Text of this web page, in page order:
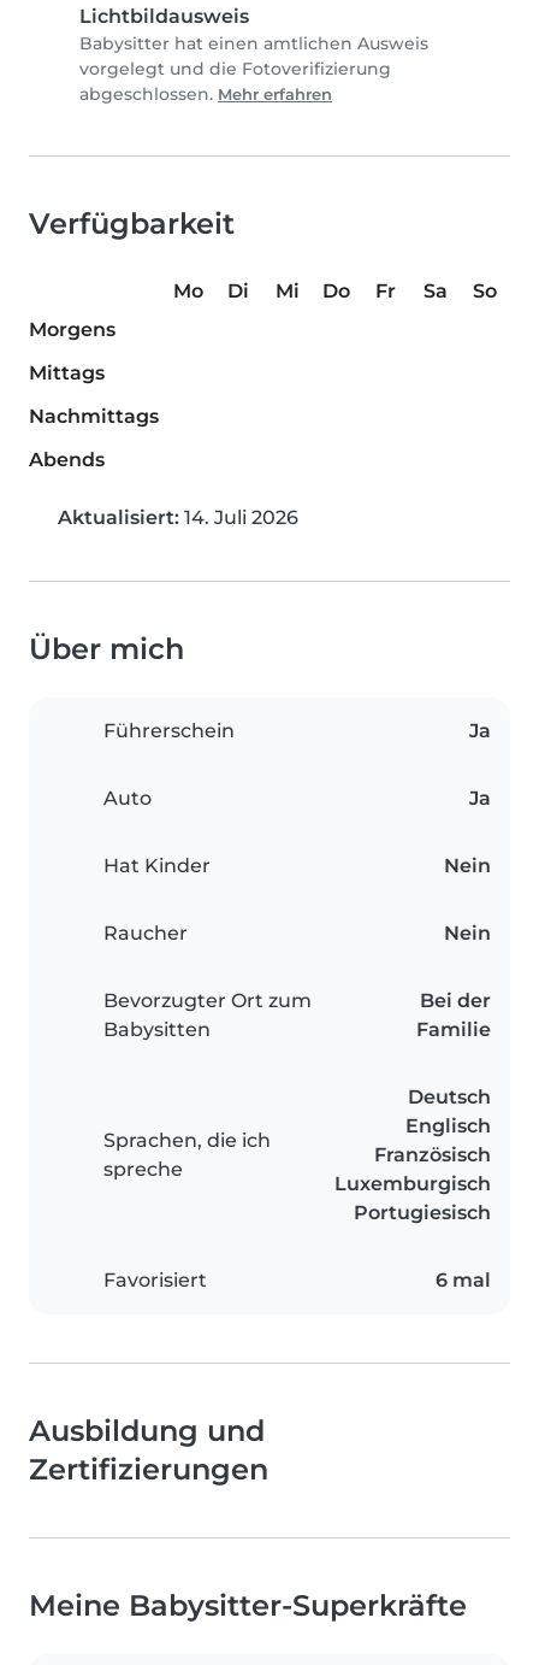
Lichtbildausweis
Babysitter hat einen amtlichen Ausweis
vorgelegt und die Fotoverifizierung
abgeschlossen. Mehr erfahren
Verfügbarkeit
Mo Di Mi Do Fr Sa
So
Morgens
Mittags
Nachmittags
Abends
Aktualisiert: 14. Juli 2026
Über mich
Führerschein Ja
Auto Ja
Hat Kinder Nein
Raucher Nein
Bevorzugter Ort zum
Babysitten
Bei der
Familie
Sprachen, die ich
spreche
Deutsch
Englisch
Französisch
Luxemburgisch
Portugiesisch
Favorisiert 6 mal
Ausbildung und
Zertifizierungen
Meine Babysitter-Superkräfte